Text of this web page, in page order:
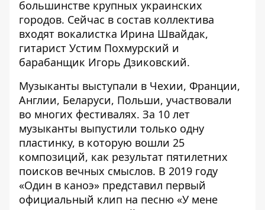
большинстве крупных украинских
городов. Сейчас в состав коллектива
входят вокалистка Ирина Швайдак,
гитарист Устим Похмурский и
барабанщик Игорь Дзиковский.
Музыканты выступали в Чехии, Франции,
Англии, Беларуси, Польши, участвовали
во многих фестивалях. За 10 лет
музыканты выпустили только одну
пластинку, в которую вошли 25
композиций, как результат пятилетних
поисков вечных смыслов. В 2019 году
«Один в каноэ» представил первый
официальный клип на песню «У мене